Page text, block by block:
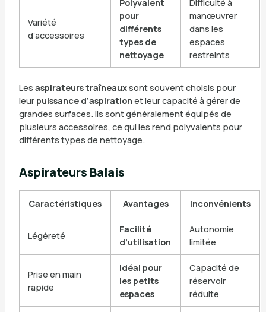
Variété
d’accessoires
Polyvalent
pour
différents
types de
nettoyage
Difficulté à
manœuvrer
dans les
espaces
restreints
Les aspirateurs traîneauxsont souvent choisis pour
leur puissance d’aspiration et leur capacité à gérer de
grandes surfaces. Ils sont généralement équipés de
plusieurs accessoires, ce qui les rend polyvalents pour
différents types de nettoyage.
Aspirateurs Balais
Caractéristiques Avantages Inconvénients
Légèreté
Facilité
d’utilisation
Autonomie
limitée
Prise en main
rapide
Idéal pour
les petits
espaces
Capacité de
réservoir
réduite